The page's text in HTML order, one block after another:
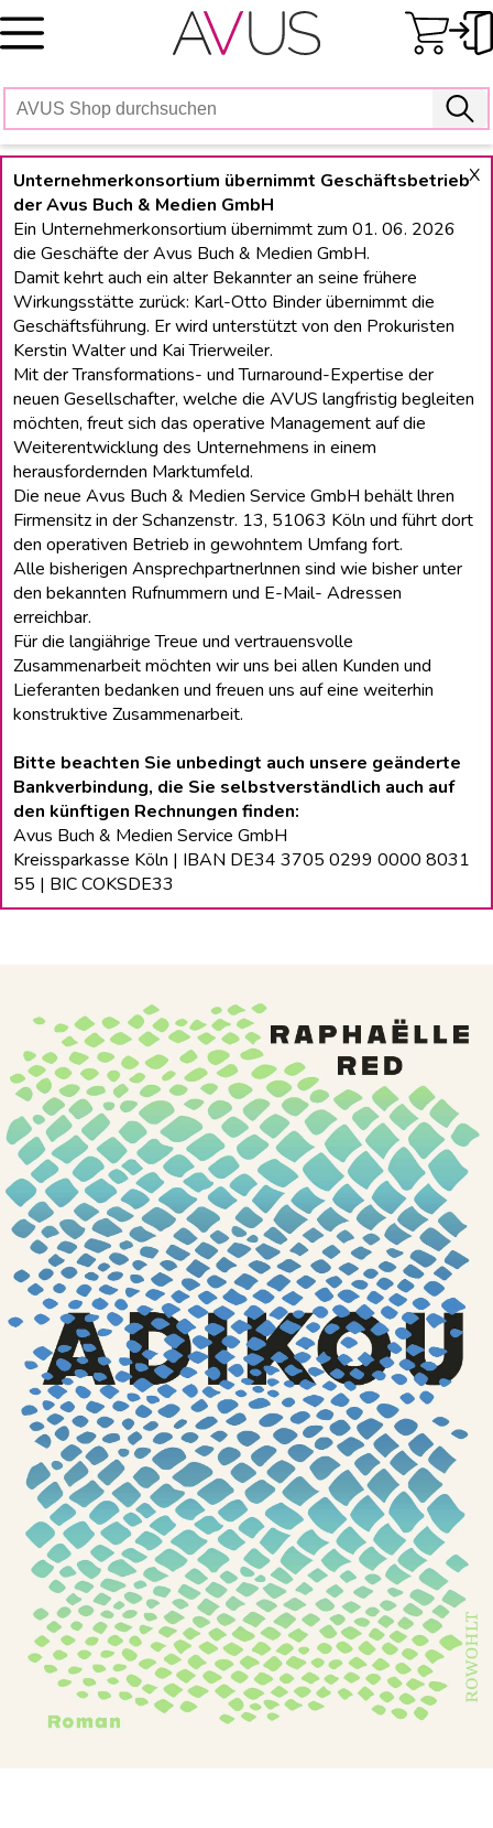
Skip
to
X
Unternehmerkonsortium übernimmt Geschäftsbetrieb
der Avus Buch & Medien GmbH
Ein Unternehmerkonsortium übernimmt zum 01. 06. 2026
die Geschäfte der Avus Buch & Medien GmbH.
Damit kehrt auch ein alter Bekannter an seine frühere
Wirkungsstätte zurück: Karl-Otto Binder übernimmt die
Geschäftsführung. Er wird unterstützt von den Prokuristen
Kerstin Walter und Kai Trierweiler.
Mit der Transformations- und Turnaround-Expertise der
neuen Gesellschafter, welche die AVUS langfristig begleiten
möchten, freut sich das operative Management auf die
Weiterentwicklung des Unternehmens in einem
herausfordernden Marktumfeld.
Die neue Avus Buch & Medien Service GmbH behält lhren
Firmensitz in der Schanzenstr. 13, 51063 Köln und führt dort
den operativen Betrieb in gewohntem Umfang fort.
Alle bisherigen Ansprechpartnerlnnen sind wie bisher unter
den bekannten Rufnummern und E-Mail- Adressen
erreichbar.
Für die langiährige Treue und vertrauensvolle
Zusammenarbeit möchten wir uns bei allen Kunden und
Lieferanten bedanken und freuen uns auf eine weiterhin
konstruktive Zusammenarbeit.
Bitte beachten Sie unbedingt auch unsere geänderte
Bankverbindung, die Sie selbstverständlich auch auf
den künftigen Rechnungen finden:
Avus Buch & Medien Service GmbH
Kreissparkasse Köln | IBAN DE34 3705 0299 0000 8031
55 | BIC COKSDE33